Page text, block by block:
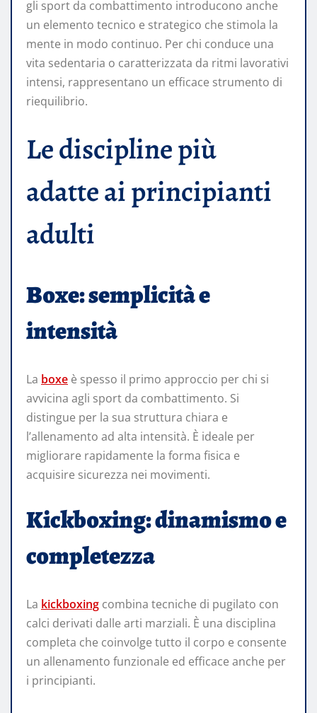
gli sport da combattimento introducono anche
un elemento tecnico e strategico che stimola la
mente in modo continuo. Per chi conduce una
vita sedentaria o caratterizzata da ritmi lavorativi
intensi, rappresentano un efficace strumento di
riequilibrio.
Le discipline più
adatte ai principianti
adulti
Boxe: semplicità e
intensità
La boxe è spesso il primo approccio per chi si
avvicina agli sport da combattimento. Si
distingue per la sua struttura chiara e
l’allenamento ad alta intensità. È ideale per
migliorare rapidamente la forma fisica e
acquisire sicurezza nei movimenti.
Kickboxing: dinamismo e
completezza
La kickboxing combina tecniche di pugilato con
calci derivati dalle arti marziali. È una disciplina
completa che coinvolge tutto il corpo e consente
un allenamento funzionale ed efficace anche per
i principianti.